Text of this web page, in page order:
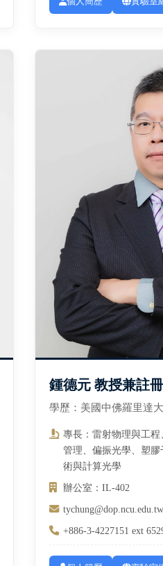
鍾德元 教授兼註
學歷：美國中佛羅里達
專長：雷射物理與工
管理、偏振光學、塑
術與計算光學
辦公室：IL-402
tychung@dop.ncu.edu.tw
+886-3-4227151 ext